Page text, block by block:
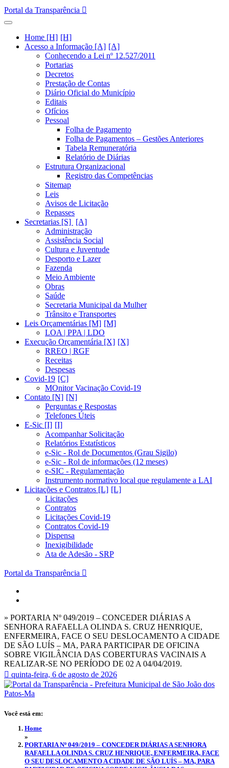
Portal da Transparência
Home [H]
Acesso a Informação [A]
Conhecendo a Lei nº 12.527/2011
Portarias
Decretos
Prestação de Contas
Diário Oficial do Município
Editais
Ofícios
Pessoal
Folha de Pagamento
Folha de Pagamentos – Gestões Anteriores
Tabela Remuneratória
Relatório de Diárias
Estrutura Organizacional
Registro das Competências
Sitemap
Leis
Avisos de Licitação
Repasses
Secretarias [S]
Administração
Assistência Social
Cultura e Juventude
Desporto e Lazer
Fazenda
Meio Ambiente
Obras
Saúde
Secretaria Municipal da Mulher
Trânsito e Transportes
Leis Orçamentárias [M]
LOA | PPA | LDO
Execução Orçamentária [X]
RREO | RGF
Receitas
Despesas
Covid-19
MOnitor Vacinação Covid-19
Contato [N]
Perguntas e Respostas
Telefones Úteis
E-Sic [I]
Acompanhar Solicitação
Relatórios Estatísticos
e-Sic - Rol de Documentos (Grau Sigilo)
e-Sic - Rol de informações (12 meses)
e-SIC - Regulamentação
Instrumento normativo local que regulamente a LAI
Licitações e Contratos [L]
Licitações
Contratos
Licitações Covid-19
Contratos Covid-19
Dispensa
Inexigibilidade
Ata de Adesão - SRP
Portal da Transparência
» PORTARIA Nº 049/2019 – CONCEDER DIÁRIAS A
SENHORA RAFAELLA OLINDA S. CRUZ HENRIQUE,
ENFERMEIRA, FACE O SEU DESLOCAMENTO A CIDADE
DE SÃO LUÍS – MA, PARA PARTICIPAR DE OFICINA
SOBRE VIGILÂNCIA DAS COBERTURAS VACINAIS A
REALIZAR-SE NO PERÍODO DE 02 A 04/04/2019.
quinta-feira, 6 de agosto de 2026
Você está em:
Home
»
PORTARIA Nº 049/2019 – CONCEDER DIÁRIAS A SENHORA
RAFAELLA OLINDA S. CRUZ HENRIQUE, ENFERMEIRA, FACE
O SEU DESLOCAMENTO A CIDADE DE SÃO LUÍS – MA, PARA